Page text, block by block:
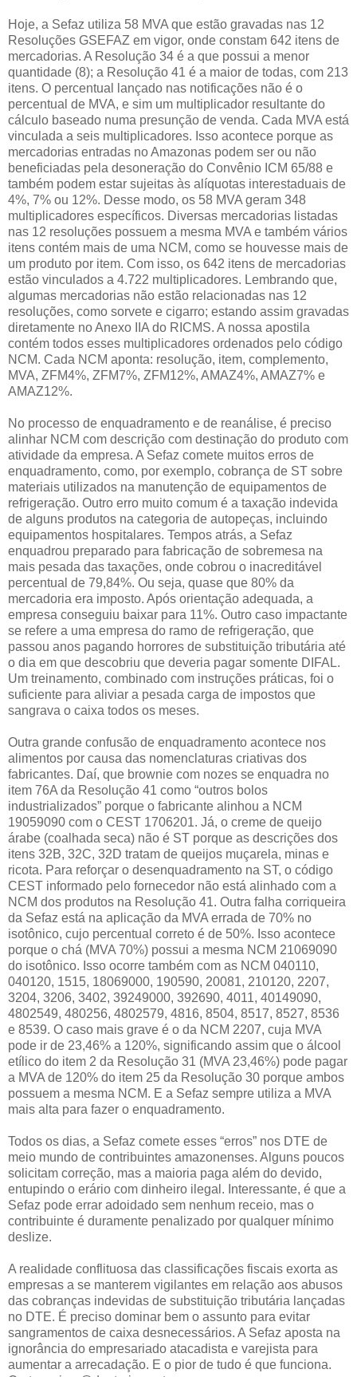
Hoje, a Sefaz utiliza 58 MVA que estão gravadas nas 12
Resoluções GSEFAZ em vigor, onde constam 642 itens de
mercadorias. A Resolução 34 é a que possui a menor
quantidade (8); a Resolução 41 é a maior de todas, com 213
itens. O percentual lançado nas notificações não é o
percentual de MVA, e sim um multiplicador resultante do
cálculo baseado numa presunção de venda. Cada MVA está
vinculada a seis multiplicadores. Isso acontece porque as
mercadorias entradas no Amazonas podem ser ou não
beneficiadas pela desoneração do Convênio ICM 65/88 e
também podem estar sujeitas às alíquotas interestaduais de
4%, 7% ou 12%. Desse modo, os 58 MVA geram 348
multiplicadores específicos. Diversas mercadorias listadas
nas 12 resoluções possuem a mesma MVA e também vários
itens contém mais de uma NCM, como se houvesse mais de
um produto por item. Com isso, os 642 itens de mercadorias
estão vinculados a 4.722 multiplicadores. Lembrando que,
algumas mercadorias não estão relacionadas nas 12
resoluções, como sorvete e cigarro; estando assim gravadas
diretamente no Anexo IIA do RICMS. A nossa apostila
contém todos esses multiplicadores ordenados pelo código
NCM. Cada NCM aponta: resolução, item, complemento,
MVA, ZFM4%, ZFM7%, ZFM12%, AMAZ4%, AMAZ7% e
AMAZ12%.
No processo de enquadramento e de reanálise, é preciso
alinhar NCM com descrição com destinação do produto com
atividade da empresa. A Sefaz comete muitos erros de
enquadramento, como, por exemplo, cobrança de ST sobre
materiais utilizados na manutenção de equipamentos de
refrigeração. Outro erro muito comum é a taxação indevida
de alguns produtos na categoria de autopeças, incluindo
equipamentos hospitalares. Tempos atrás, a Sefaz
enquadrou preparado para fabricação de sobremesa na
mais pesada das taxações, onde cobrou o inacreditável
percentual de 79,84%. Ou seja, quase que 80% da
mercadoria era imposto. Após orientação adequada, a
empresa conseguiu baixar para 11%. Outro caso impactante
se refere a uma empresa do ramo de refrigeração, que
passou anos pagando horrores de substituição tributária até
o dia em que descobriu que deveria pagar somente DIFAL.
Um treinamento, combinado com instruções práticas, foi o
suficiente para aliviar a pesada carga de impostos que
sangrava o caixa todos os meses.
Outra grande confusão de enquadramento acontece nos
alimentos por causa das nomenclaturas criativas dos
fabricantes. Daí, que brownie com nozes se enquadra no
item 76A da Resolução 41 como “outros bolos
industrializados” porque o fabricante alinhou a NCM
19059090 com o CEST 1706201. Já, o creme de queijo
árabe (coalhada seca) não é ST porque as descrições dos
itens 32B, 32C, 32D tratam de queijos muçarela, minas e
ricota. Para reforçar o desenquadramento na ST, o código
CEST informado pelo fornecedor não está alinhado com a
NCM dos produtos na Resolução 41. Outra falha corriqueira
da Sefaz está na aplicação da MVA errada de 70% no
isotônico, cujo percentual correto é de 50%. Isso acontece
porque o chá (MVA 70%) possui a mesma NCM 21069090
do isotônico. Isso ocorre também com as NCM 040110,
040120, 1515, 18069000, 190590, 20081, 210120, 2207,
3204, 3206, 3402, 39249000, 392690, 4011, 40149090,
4802549, 480256, 4802579, 4816, 8504, 8517, 8527, 8536
e 8539. O caso mais grave é o da NCM 2207, cuja MVA
pode ir de 23,46% a 120%, significando assim que o álcool
etílico do item 2 da Resolução 31 (MVA 23,46%) pode pagar
a MVA de 120% do item 25 da Resolução 30 porque ambos
possuem a mesma NCM. E a Sefaz sempre utiliza a MVA
mais alta para fazer o enquadramento.
Todos os dias, a Sefaz comete esses “erros” nos DTE de
meio mundo de contribuintes amazonenses. Alguns poucos
solicitam correção, mas a maioria paga além do devido,
entupindo o erário com dinheiro ilegal. Interessante, é que a
Sefaz pode errar adoidado sem nenhum receio, mas o
contribuinte é duramente penalizado por qualquer mínimo
deslize.
A realidade conflituosa das classificações fiscais exorta as
empresas a se manterem vigilantes em relação aos abusos
das cobranças indevidas de substituição tributária lançadas
no DTE. É preciso dominar bem o assunto para evitar
sangramentos de caixa desnecessários. A Sefaz aposta na
ignorância do empresariado atacadista e varejista para
aumentar a arrecadação. E o pior de tudo é que funciona.